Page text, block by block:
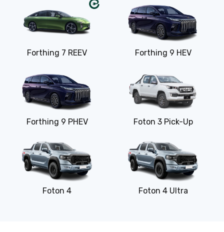
Forthing 7 REEV Forthing 9 HEV
Forthing 9 PHEV Foton 3 Pick-Up
Foton 4 Foton 4 Ultra